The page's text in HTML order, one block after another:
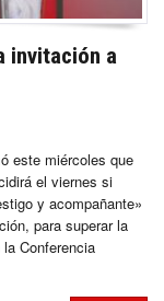
invitación a
este miércoles que
el viernes si
y acompañante»
para superar la
Conferencia